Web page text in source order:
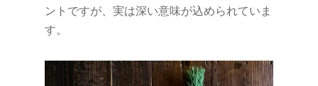
ントですが、実は深い意味が込められていま
す。